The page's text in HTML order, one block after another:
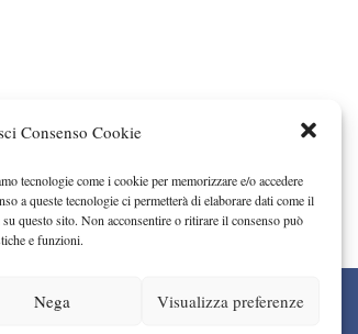
Consenso Cookie
tecnologie come i cookie per memorizzare e/o accedere
a queste tecnologie ci permetterà di elaborare dati come il
questo sito. Non acconsentire o ritirare il consenso può
e funzioni.
Nega Visualizza preferenze